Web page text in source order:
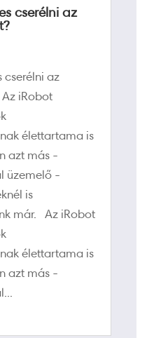
cserélni az
cserélni az
iRobot
élettartama is
azt más -
üzemelő -
is
már. Az iRobot
élettartama is
azt más -